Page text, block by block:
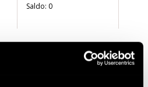
Saldo: 0